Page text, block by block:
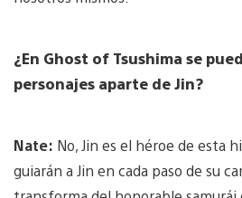
¿En Ghost of Tsushima se
personajes aparte de Jin?
Nate: No, Jin es el héroe de esta
guiarán a Jin en cada paso de su